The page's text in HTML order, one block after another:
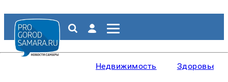
Недвижимость Здоровье